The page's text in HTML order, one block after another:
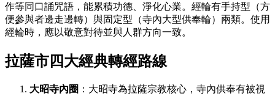
作等同口誦咒語，能累積功德、淨化心業。經輪有手持型（方
便參與者邊走邊轉）與固定型（寺內大型供奉輪）兩類。使用
經輪時，應以敬意對待並與人群方向一致。
拉薩市四大經典轉經路線
大昭寺內圈 ：大昭寺為拉薩宗教核心，寺內供奉有被視